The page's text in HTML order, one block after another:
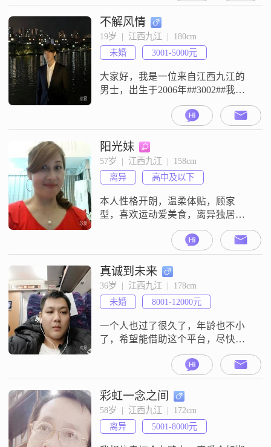
不解风情
19岁  |  江西九江  |  180cm
未婚
3001-5000元
大家好，我是一位来自江西九江的
男士，出生于2006年##3002##我身
高180厘米，体型匀称，外向健谈的
性格让我在与人交往中总能找到共
同话题##3002##目前，我在九江有
一份稳定的工作，月收入在3001到
5000元之间，虽然收入不算特别
高，但足以让我过上舒适的生活
##3002##我学历是高中及以下，但
我相信，实际工
阳光妹
57岁  |  江西九江  |  158cm
离异
高中及以下
本人性格开朗，温柔体贴，顾家
型，喜欢运动爱美食，离异独居无
负担，希望找一个人品好，有责任
真诚到未来
36岁  |  江西九江  |  178cm
未婚
8001-12000元
一个人也过了很久了，年龄也不小
了，希望能借助这个平台，尽快解
彩虹一念之间
58岁  |  江西九江  |  172cm
离异
5001-8000元